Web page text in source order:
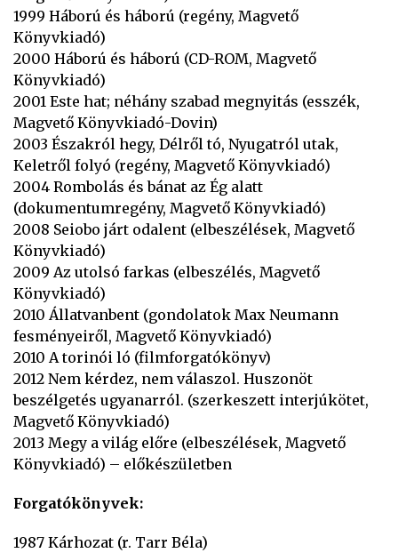
1999 Háború és háború (regény, Magvető
Könyvkiadó)
2000 Háború és háború (CD-ROM, Magvető
Könyvkiadó)
2001 Este hat; néhány szabad megnyitás (esszék,
Magvető Könyvkiadó-Dovin)
2003 Északról hegy, Délről tó, Nyugatról utak,
Keletről folyó (regény, Magvető Könyvkiadó)
2004 Rombolás és bánat az Ég alatt
(dokumentumregény, Magvető Könyvkiadó)
2008 Seiobo járt odalent (elbeszélések, Magvető
Könyvkiadó)
2009 Az utolsó farkas (elbeszélés, Magvető
Könyvkiadó)
2010 Állatvanbent (gondolatok Max Neumann
fesményeiről, Magvető Könyvkiadó)
2010 A torinói ló (filmforgatókönyv)
2012 Nem kérdez, nem válaszol. Huszonöt
beszélgetés ugyanarról. (szerkeszett interjúkötet,
Magvető Könyvkiadó)
2013 Megy a világ előre (elbeszélések, Magvető
Könyvkiadó) – előkészületben
Forgatókönyvek:
1987 Kárhozat (r. Tarr Béla)